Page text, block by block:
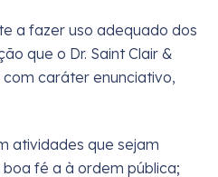
a fazer uso adequado dos
que o Dr. Saint Clair &
caráter enunciativo,
atividades que sejam
fé a à ordem pública;